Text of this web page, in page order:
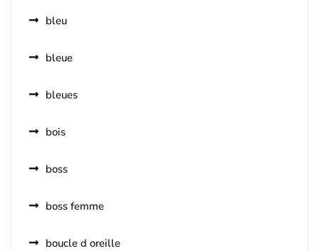
bleu
bleue
bleues
bois
boss
boss femme
boucle d oreille